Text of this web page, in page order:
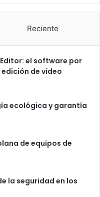
Reciente
el software por
de vídeo
ecológica y garantía
de equipos de
la seguridad en los